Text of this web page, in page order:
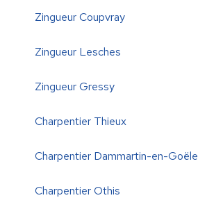
Zingueur Coupvray
Zingueur Lesches
Zingueur Gressy
Charpentier Thieux
Charpentier Dammartin-en-Goële
Charpentier Othis